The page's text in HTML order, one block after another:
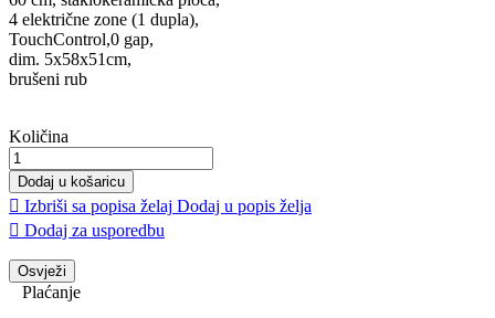
4 električne zone (1 dupla),
TouchControl,0 gap,
dim. 5x58x51cm,
brušeni rub
Količina
Dodaj u košaricu
 Izbriši sa popisa želaj Dodaj u popis želja
 Dodaj za usporedbu
Plaćanje